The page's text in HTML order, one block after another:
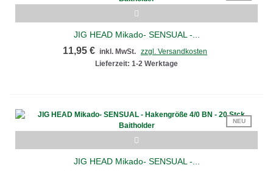
JIG HEAD Mikado- SENSUAL -...
11,95 € inkl. MwSt. zzgl. Versandkosten
Lieferzeit: 1-2 Werktage
NEU
JIG HEAD Mikado- SENSUAL -...